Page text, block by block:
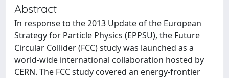
Abstract
In response to the 2013 Update of the European
Strategy for Particle Physics (EPPSU), the Future
Circular Collider (FCC) study was launched as a
world-wide international collaboration hosted by
CERN. The FCC study covered an energy-frontier